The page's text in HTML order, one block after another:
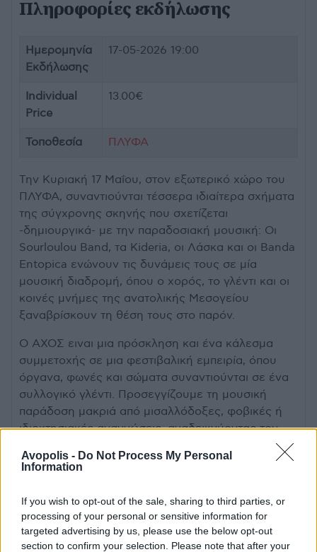
Avopolis - Do Not Process My Personal
Information
If you wish to opt-out of the sale, sharing to third parties, or
processing of your personal or sensitive information for
targeted advertising by us, please use the below opt-out
section to confirm your selection. Please note that after your
Πληροφορίες εκδήλωσης
Ημερομηνία
Εκδήλωσης
17-05-2026 19:00
Individual
Price
13.00€
Τοποθεσία ΠΛΥΦΑ
Την Κυριακή 17 Μαΐου, στον εξωτερικό χώρο του
ΠΛΥΦΑ, συναντιούνται τέσσερα ιδιαίτερα σχήματα
της σύγχρονης σκηνής που σχετίζεται
-δημιουργικά- με την παραδοσιακή μουσική: Οι
Sourloulou Band, τα Kideria, οι Λάσκα και οι Banda
Entopica ενώνουν τις δυνάμεις τους σε μία
μουσική διαδρομή, όπου ο χορός, το γλέντι και οι
κοινές μνήμες της ανατολικής Μεσογείου
ξαναβρίσκουν τη θέση τους στο παρόν.
Ο ΑΧΟΣ ειναι μια πρόσκληση και ένα κάλεσμα
συμμετοχής σε μια φεστιβαλική εμπειρία, όπου
όργανα, φωνές και σώματα συναντιούνται σε ένα
συλλογικό γλέντι. Προσεγγίζουμε τη μουσική
παράδοση μακριά από μισαλλόδοξες, φοβικές ή
ιδιοκτησιακές αναγνώσεις, αναδεικνύοντας τον
ανοιχτό και ζωντανό χαρακτήρα της. Εκείνον που
την καθιστά κοινό πολιτισμικό έδαφος, όπου
μνήμες των λαών της περιοχής.
~Αχός • Ahos ~ Η λέξη «αχός» αναφέρεται σε
έναν συγκεχυμένο, παρατεταμένο ή υπόκωφο